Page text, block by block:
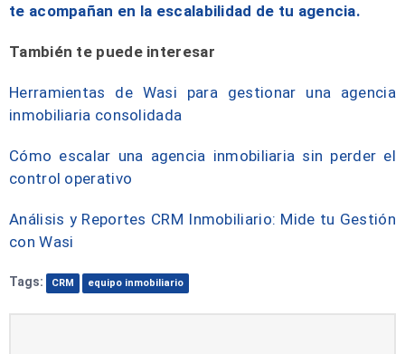
te acompañan en la escalabilidad de tu agencia.
También te puede interesar
Herramientas de Wasi para gestionar una agencia
inmobiliaria consolidada
Cómo escalar una agencia inmobiliaria sin perder el
control operativo
Análisis y Reportes CRM Inmobiliario: Mide tu Gestión
con Wasi
Tags: CRM equipo inmobiliario